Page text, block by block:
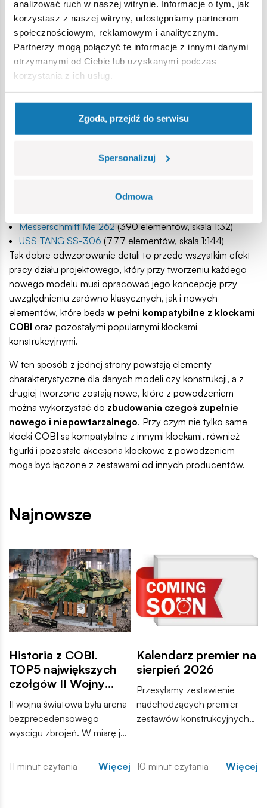
analizować ruch w naszej witrynie. Informacje o tym, jak
korzystasz z naszej witryny, udostępniamy partnerom
społecznościowym, reklamowym i analitycznym.
Partnerzy mogą połączyć te informacje z innymi danymi
otrzymanymi od Ciebie lub uzyskanymi podczas
korzystania z ich usług.
Zgoda, przejdź do serwisu
Spersonalizuj
Odmowa
form. To właśnie one gwarantują pełne dopasowanie. Przy
czym klocki dzieli się na te klasyczne oraz te, które są
charakterystyczne dla danego modelu.
Warto tutaj zaznaczyć, że COBI znane jest przede
wszystkim ze swoich kolekcji historycznych i militarnych
odwzorowują istniejące w rzeczywistości pojazdy, łodzie
czy samoloty. Doskonałym tego przykładem są takie
zestawy jak:
Średnie działo samobieżne SI-100
(655 elementów, skala
F-16 Fighting Falcon POLAND(415 elementów, skala
Messerschmitt Me 262(390 elementów, skala 1:32)
USS TANG SS-306 (777 elementów, skala 1:144)
Tak dobre odwzorowanie detali to przede wszystkim efekt
pracy działu projektowego, który przy tworzeniu każdego
nowego modelu musi opracować jego koncepcję przy
uwzględnieniu zarówno klasycznych, jak i nowych
elementów, które będą w pełni kompatybilne z klockami
COBI oraz pozostałymi popularnymi klockami
konstrukcyjnymi.
W ten sposób z jednej strony powstają elementy
charakterystyczne dla danych modeli czy konstrukcji, a z
drugiej tworzone zostają nowe, które z powodzeniem
można wykorzystać do zbudowania czegoś zupełnie
nowego i niepowtarzalnego. Przy czym nie tylko same
klocki COBI są kompatybilne z innymi klockami, również
figurki i pozostałe akcesoria klockowe z powodzeniem
mogą być łączone z zestawami od innych producentów.
Najnowsze
Historia z COBI.
TOP5 największych
czołgów II Wojny
Światowej
II wojna światowa była areną
bezprecedensowego
wyścigu zbrojeń. W miarę jak
inżynierowie po obu
11 minut czytania Więcej
Kalendarz premier na
sierpień 2026
Przesyłamy zestawienie
nadchodzących premier
zestawów konstrukcyjnych
kontynuacje popularnych
10 minut czytania Więcej